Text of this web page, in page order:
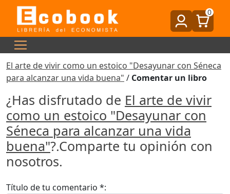
0
El arte de vivir como un estoico "Desayunar con Séneca
para alcanzar una vida buena" / Comentar un libro
¿Has disfrutado de El arte de vivir
como un estoico "Desayunar con
Séneca para alcanzar una vida
buena"?.Comparte tu opinión con
nosotros.
Título de tu comentario *: